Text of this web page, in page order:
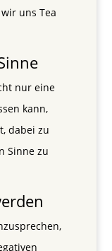
uns Tea
nur eine
kann,
dabei zu
Sinne zu